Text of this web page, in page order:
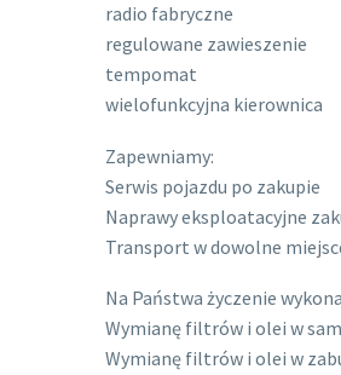
radio fabryczne
regulowane zawieszenie
tempomat
wielofunkcyjna kierownica
Zapewniamy:
Serwis pojazdu po zakupie
Naprawy eksploatacyjne
Transport w dowolne
Na Państwa życzenie
Wymianę filtrów i olei w
Wymianę filtrów i olei w